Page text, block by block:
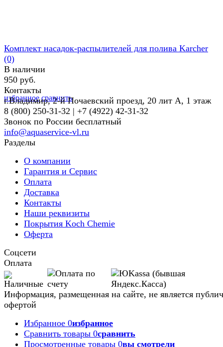
избранное сравнить
Комплект насадок-распылителей для полива Karcher
(0)
В наличии
950 руб.
Контакты
г.Владимир, 2-й Почаевский проезд, 20 лит А, 1 этаж
8 (800) 250-31-32 | +7 (4922) 42-31-32
Звонок по России бесплатный
info@aquaservice-vl.ru
Разделы
О компании
Гарантия и Сервис
Оплата
Доставка
Контакты
Наши реквизиты
Покрытия Koch Chemie
Оферта
Соцсети
Оплата
Информация, размещенная на сайте, не является
офертой
Избранное 0избранное
Сравнить товары 0сравнить
Просмотренные товары 0вы смотрели